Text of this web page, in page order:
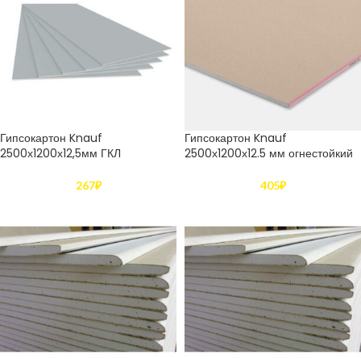
Гипсокартон Knauf
2500х1200х12,5мм ГКЛ
267₽
Гипсокартон Knauf
2500х1200х12.5 мм огнестойкий
405₽